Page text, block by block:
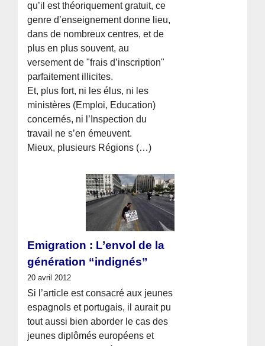
qu’il est théoriquement gratuit, ce
genre d’enseignement donne lieu,
dans de nombreux centres, et de
plus en plus souvent, au
versement de "frais d’inscription"
parfaitement illicites.
Et, plus fort, ni les élus, ni les
ministères (Emploi, Education)
concernés, ni l’Inspection du
travail ne s’en émeuvent.
Mieux, plusieurs Régions (…)
Emigration : L’envol de la
génération “indignés”
20 avril 2012
Si l’article est consacré aux jeunes
espagnols et portugais, il aurait pu
tout aussi bien aborder le cas des
jeunes diplômés européens et